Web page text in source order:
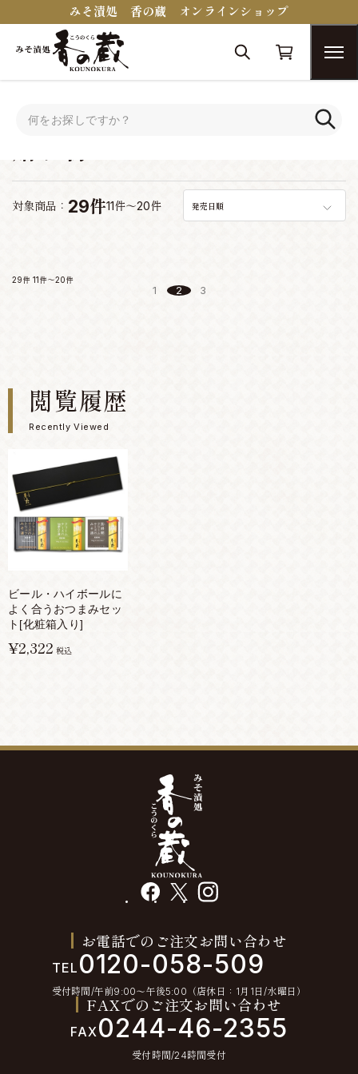
みそ漬処 香の蔵 オンラインショップ
対象商品： 29件11件～20件 発売日順
29件 11件～20件
1 2 3
閲覧履歴
Recently Viewed
ビール・ハイボールに
よく合うおつまみセッ
ト[化粧箱入り]
¥2,322 税込
facebook instagram
お電話でのご注文お問い合わせ
TEL 0120-058-509
受付時間/午前9:00〜午後5:00（店休日：1月1日/水曜日）
FAXでのご注文お問い合わせ
FAX0244-46-2355
受付時間/24時間受付